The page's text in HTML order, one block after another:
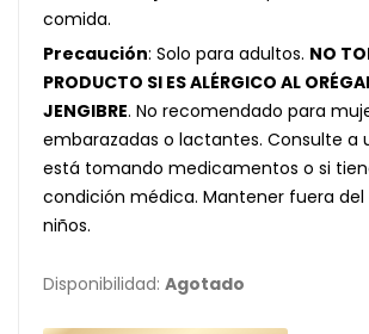
comida.
Precaución: Solo para adultos. NO
PRODUCTO SI ES ALÉRGICO AL
JENGIBRE. No recomendado para
embarazadas o lactantes. Consulte a
está tomando medicamentos o si
condición médica. Mantener fuera del
niños.
Disponibilidad: Agotado